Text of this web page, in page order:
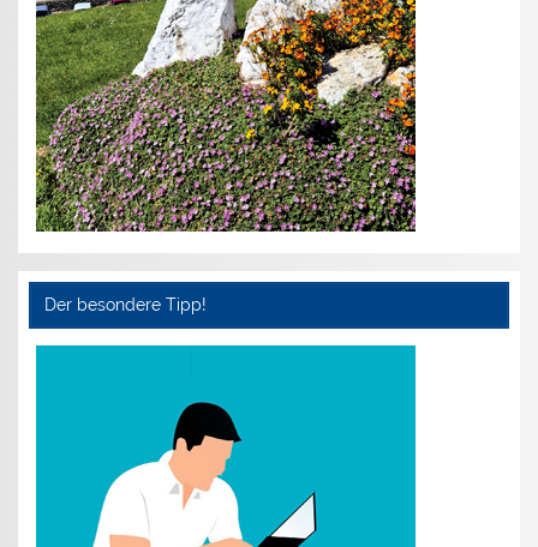
Der besondere Tipp!